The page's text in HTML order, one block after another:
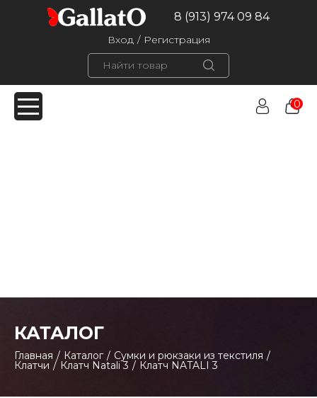
8 (913) 974 09 84
Вход / Регистрация
0
КАТАЛОГ
Главная / Каталог / Сумки и рюкзаки из текстиля /
Клатчи / Клатч Natali 3 / Клатч NATALI 3